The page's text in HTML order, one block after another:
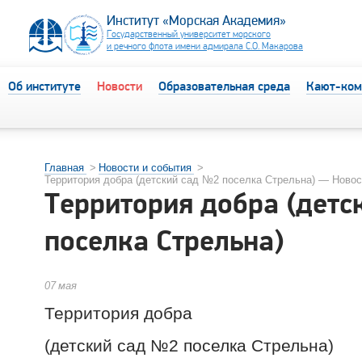
Институт «Морская Академия»
Государственный университет морского
и речного флота имени адмирала С.О. Макарова
Об институте Новости Образовательная среда Кают-
Главная > Новости и события >
Территория добра (детский сад №2 поселка Стрельна) —
Территория добра
поселка Стрельна)
07 мая
Территория добра
(детский сад №2 поселка Стрельна)